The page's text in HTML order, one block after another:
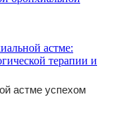
астме:
терапии и
астме успехом